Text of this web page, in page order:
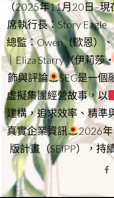
（2025年11月20日–現
席執行長：Story Eagle
總監：Owen（歐恩）、
｜Eliza Starry（伊莉莎
飾與評論
SEG是一個
虛擬集團經營故事，以
建構，追求效率、精準
真實企業資訊
2026
版計畫（SEIPP），持